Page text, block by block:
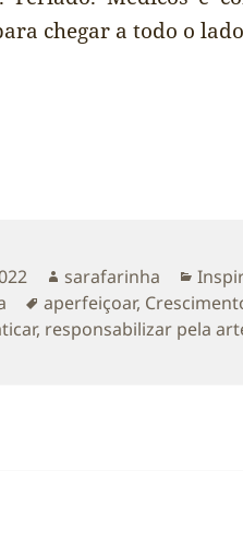
chegar a todo o
Autor
sarafarinha
Etiquetas
aperfeiçoar,
, responsabilizar pela